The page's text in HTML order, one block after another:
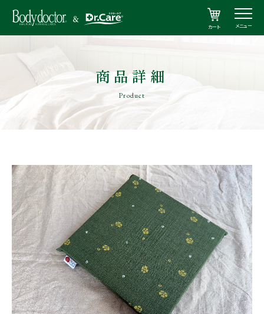
カート メニュー
商品詳細
Product